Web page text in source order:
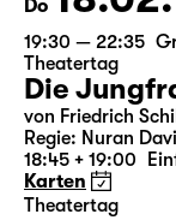
Do 18.02.
19:30 — 22:35
Theatertag
Die
von Friedrich